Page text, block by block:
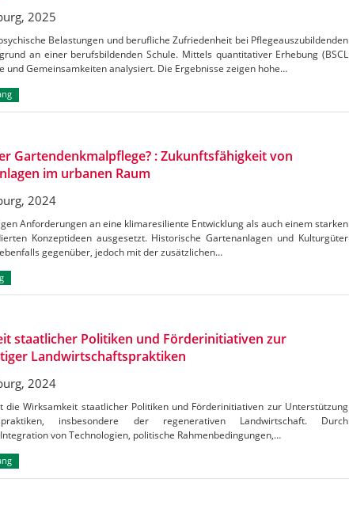
2025
Belastungen und berufliche Zufriedenheit bei Pflegeauszubildenden
an einer berufsbildenden Schule. Mittels quantitativer Erhebung (BSCL
und Gemeinsamkeiten analysiert. Die Ergebnisse zeigen hohe…
Gartendenkmalpflege? : Zukunftsfähigkeit von
im urbanen Raum
2024
Anforderungen an eine klimaresiliente Entwicklung als auch einem starken
Konzeptideen ausgesetzt. Historische Gartenanlagen und Kulturgüter
gegenüber, jedoch mit der zusätzlichen…
staatlicher Politiken und Förderinitiativen zur
Landwirtschaftspraktiken
2024
die Wirksamkeit staatlicher Politiken und Förderinitiativen zur Unterstützung
insbesondere der regenerativen Landwirtschaft. Durch
von Technologien, politische Rahmenbedingungen,…